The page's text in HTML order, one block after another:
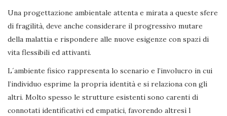
Una progettazione ambientale attenta e mirata a queste sfere
di fragilità, deve anche considerare il progressivo mutare
della malattia e rispondere alle nuove esigenze con spazi di
vita flessibili ed attivanti.
L´ambiente fisico rappresenta lo scenario e l’involucro in cui
l’individuo esprime la propria identità e si relaziona con gli
altri. Molto spesso le strutture esistenti sono carenti di
connotati identificativi ed empatici, favorendo altresì l